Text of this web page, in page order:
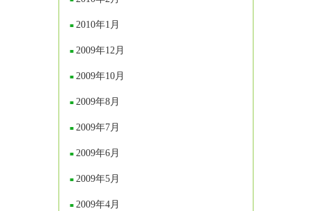
2010年1月
2009年12月
2009年10月
2009年8月
2009年7月
2009年6月
2009年5月
2009年4月